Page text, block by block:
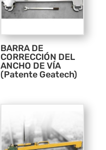
BARRA DE
CORRECCIÓN DEL
ANCHO DE VÍA
(Patente Geatech)